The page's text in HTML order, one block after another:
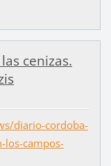
cenizas.
diario-cordoba-
los-campos-